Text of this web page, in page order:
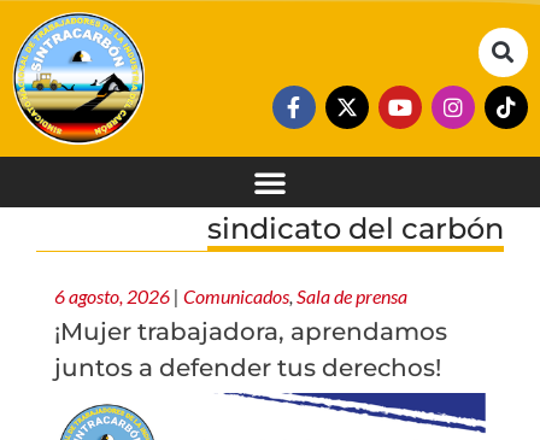
sindicato del carbón
6 agosto, 2026 | Comunicados, Sala de prensa
¡Mujer trabajadora, aprendamos
juntos a defender tus derechos!